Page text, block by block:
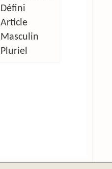
Défini
Article
Masculin
Pluriel